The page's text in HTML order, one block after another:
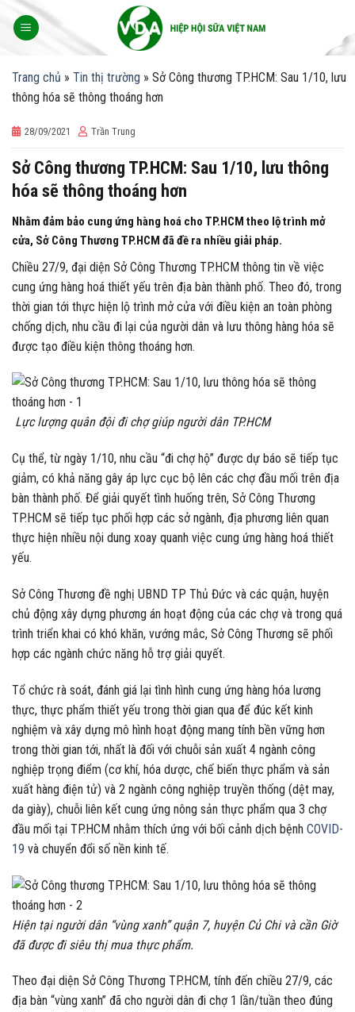
Trang chủ » Tin thị trường » Sở Công thương TP.HCM: Sau 1/10, lưu
thông hóa sẽ thông thoáng hơn
28/09/2021 Trần Trung
Sở Công thương TP.HCM: Sau 1/10, lưu thông
hóa sẽ thông thoáng hơn
Nhằm đảm bảo cung ứng hàng hoá cho TP.HCM theo lộ trình mở
cửa, Sở Công Thương TP.HCM đã đề ra nhiều giải pháp.
Chiều 27/9, đại diện Sở Công Thương TP.HCM thông tin về việc
cung ứng hàng hoá thiết yếu trên địa bàn thành phố. Theo đó, trong
thời gian tới thực hiện lộ trình mở cửa với điều kiện an toàn phòng
chống dịch, nhu cầu đi lại của người dân và lưu thông hàng hóa sẽ
được tạo điều kiện thông thoáng hơn.
Lực lượng quân đội đi chợ giúp người dân TP.HCM
Cụ thể, từ ngày 1/10, nhu cầu “đi chợ hộ” được dự báo sẽ tiếp tục
giảm, có khả năng gây áp lực cục bộ lên các chợ đầu mối trên địa
bàn thành phố. Để giải quyết tình huống trên, Sở Công Thương
TP.HCM sẽ tiếp tục phối hợp các sở ngành, địa phương liên quan
thực hiện nhiều nội dung xoay quanh việc cung ứng hàng hoá thiết
yếu.
Sở Công Thương đề nghị UBND TP Thủ Đức và các quận, huyện
chủ động xây dựng phương án hoạt động của các chợ và trong quá
trình triển khai có khó khăn, vướng mắc, Sở Công Thương sẽ phối
hợp các ngành chức năng hỗ trợ giải quyết.
Tổ chức rà soát, đánh giá lại tình hình cung ứng hàng hóa lương
thực, thực phẩm thiết yếu trong thời gian qua để đúc kết kinh
nghiệm và xây dựng mô hình hoạt động mang tính bền vững hơn
trong thời gian tới, nhất là đối với chuỗi sản xuất 4 ngành công
nghiệp trọng điểm (cơ khí, hóa dược, chế biến thực phẩm và sản
xuất hàng điện tử) và 2 ngành công nghiệp truyền thống (dệt may,
da giày), chuỗi liên kết cung ứng nông sản thực phẩm qua 3 chợ
đầu mối tại TP.HCM nhằm thích ứng với bối cảnh dịch bệnh COVID-
19 và chuyển đổi số nền kinh tế.
Hiện tại người dân “vùng xanh” quận 7, huyện Củ Chi và cần Giờ
đã được đi siêu thị mua thực phẩm.
Theo đại diện Sở Công Thương TP.HCM, tính đến chiều 27/9, các
địa bàn “vùng xanh” đã cho người dân đi chợ 1 lần/tuần theo đúng